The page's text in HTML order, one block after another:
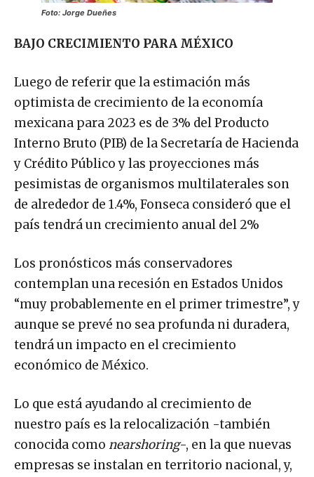
Foto: Jorge Dueñes
BAJO CRECIMIENTO PARA MÉXICO
Luego de referir que la estimación más
optimista de crecimiento de la economía
mexicana para 2023 es de 3% del Producto
Interno Bruto (PIB) de la Secretaría de Hacienda
y Crédito Público y las proyecciones más
pesimistas de organismos multilaterales son
de alrededor de 1.4%, Fonseca consideró que el
país tendrá un crecimiento anual del 2%
Los pronósticos más conservadores
contemplan una recesión en Estados Unidos
“muy probablemente en el primer trimestre”, y
aunque se prevé no sea profunda ni duradera,
tendrá un impacto en el crecimiento
económico de México.
Lo que está ayudando al crecimiento de
nuestro país es la relocalización -también
conocida como nearshoring-, en la que nuevas
empresas se instalan en territorio nacional, y,